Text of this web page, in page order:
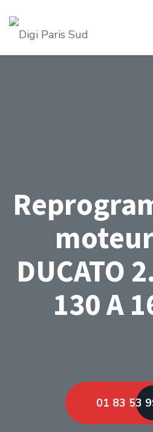
DUCATO
130 A
01 83 53